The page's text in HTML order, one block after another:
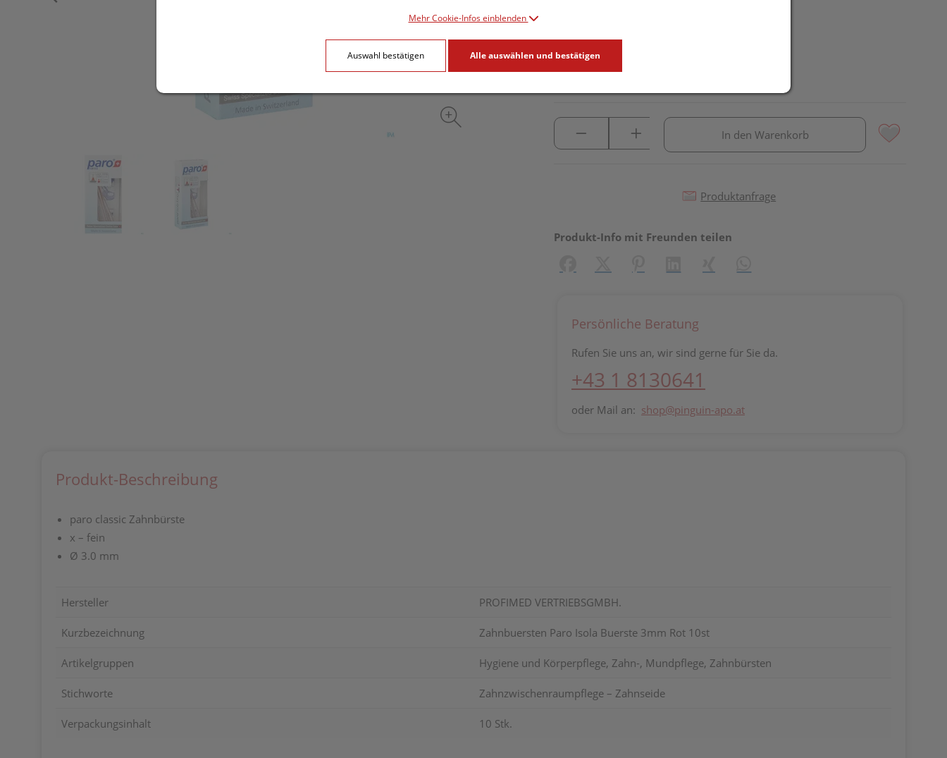
lieferbar
In den Warenkorb
Produktanfrage
Produkt-Info mit Freunden teilen
Persönliche Beratung
Rufen Sie uns an, wir sind gerne für Sie da.
+43 1 8130641
oder Mail an: shop@pinguin-apo.at
Produkt-Beschreibung
paro classic Zahnbürste
x – fein
Ø 3.0 mm
Hersteller PROFIMED VERTRIEBSGMBH.
Kurzbezeichnung Zahnbuersten Paro Isola Buerste 3mm Rot 10st
Artikelgruppen Hygiene und Körperpflege, Zahn-, Mundpflege, Zahnbürsten
Stichworte Zahnzwischenraumpflege – Zahnseide
Verpackungsinhalt 10 Stk.
Mehr Cookie-Infos einblenden
Auswahl bestätigen Alle auswählen und bestätigen